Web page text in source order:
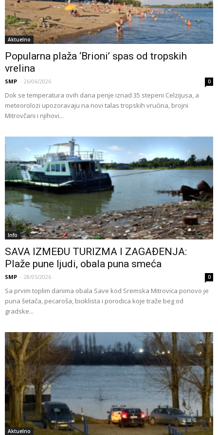
Aktuelno
Popularna plaža ‘Brioni’ spas od tropskih
vrelina
SMP - 26/06/2026 0
Dok se temperatura ovih dana penje iznad 35 stepeni Celzijusa, a
meteorolozi upozoravaju na novi talas tropskih vrućina, brojni
Mitrovčani i njihovi...
Info
SAVA IZMEĐU TURIZMA I ZAGAĐENJA:
Plaže pune ljudi, obala puna smeća
SMP - 28/05/2026 0
Sa prvim toplim danima obala Save kod Sremska Mitrovica ponovo je
puna šetača, pecaroša, biciklista i porodica koje traže beg od
gradske...
Aktuelno